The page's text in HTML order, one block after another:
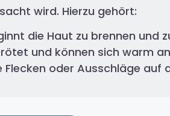
wird. Hierzu gehört:
die Haut zu brennen und
und können sich warm
oder Ausschläge auf